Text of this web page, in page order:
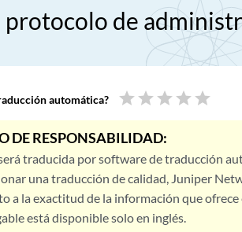
de
automática? star star star star star
DE RESPONSABILIDAD:
traducida por software de traducción
una traducción de calidad, Juniper
a la exactitud de la información que
está disponible solo en inglés.